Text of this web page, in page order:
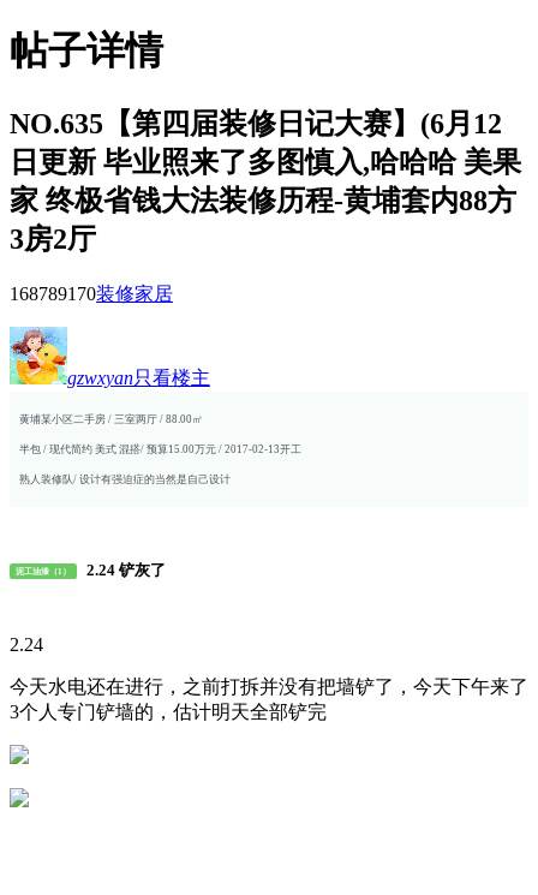
帖子详情
NO.635【第四届装修日记大赛】(6月12
日更新 毕业照来了多图慎入,哈哈哈 美果
家 终极省钱大法装修历程-黄埔套内88方
3房2厅
168789170装修家居
gzwxyan只看楼主
黄埔某小区二手房 / 三室两厅 / 88.00㎡
半包 / 现代简约 美式 混搭/ 预算15.00万元 / 2017-02-13开工
熟人装修队/ 设计有强迫症的当然是自己设计
泥工油漆（1） 2.24 铲灰了
2.24
今天水电还在进行，之前打拆并没有把墙铲了，今天下午来了
3个人专门铲墙的，估计明天全部铲完